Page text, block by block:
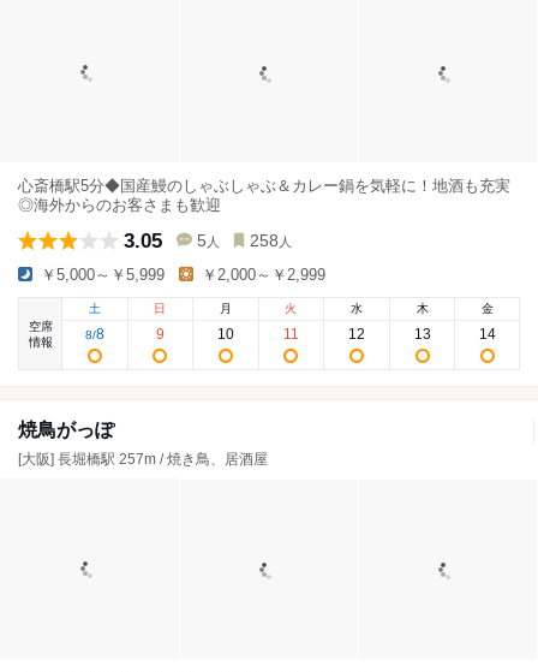
心斎橋駅5分◆国産鰻のしゃぶしゃぶ＆カレー鍋を気軽に！地酒も充実
◎海外からのお客さまも歓迎
3.05 5 人 258 人
￥5,000～￥5,999 ￥2,000～￥2,999
空席
情報
土
8/8
日
9
月
10
火
11
水
12
木
13
金
14
焼鳥がっぽ
[大阪] 長堀橋駅 257m / 焼き鳥、居酒屋